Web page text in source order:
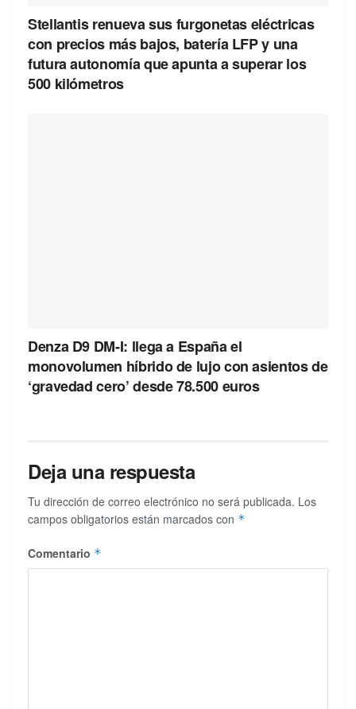
Stellantis renueva sus furgonetas eléctricas
con precios más bajos, batería LFP y una
futura autonomía que apunta a superar los
500 kilómetros
Denza D9 DM-I: llega a España el
monovolumen híbrido de lujo con asientos de
‘gravedad cero’ desde 78.500 euros
Deja una respuesta
Tu dirección de correo electrónico no será publicada. Los
campos obligatorios están marcados con *
Comentario *